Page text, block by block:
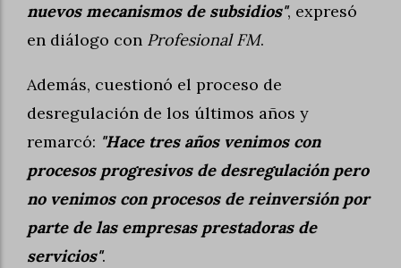
nuevos mecanismos de subsidios", expresó
en diálogo con Profesional FM.
Además, cuestionó el proceso de
desregulación de los últimos años y
remarcó: "Hace tres años venimos con
procesos progresivos de desregulación pero
no venimos con procesos de reinversión por
parte de las empresas prestadoras de
servicios".